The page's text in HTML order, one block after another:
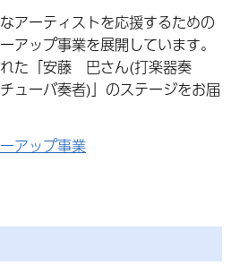
アーティストを応援するための
アップ事業を展開しています。
た「安藤 巴さん(打楽器奏
ューバ奏者)」のステージをお届
アップ事業